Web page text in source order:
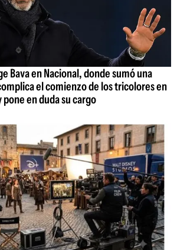
Bava en Nacional, donde sumó una
el comienzo de los tricolores en
en duda su cargo